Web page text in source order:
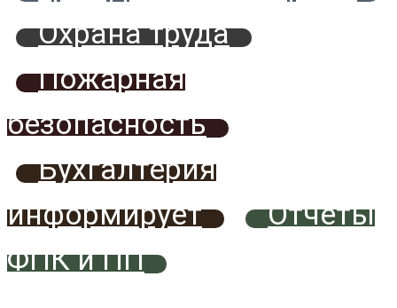
Охрана труда
Пожарная
безопасность
Бухгалтерия
информирует
Отчеты
ФПК и ПП